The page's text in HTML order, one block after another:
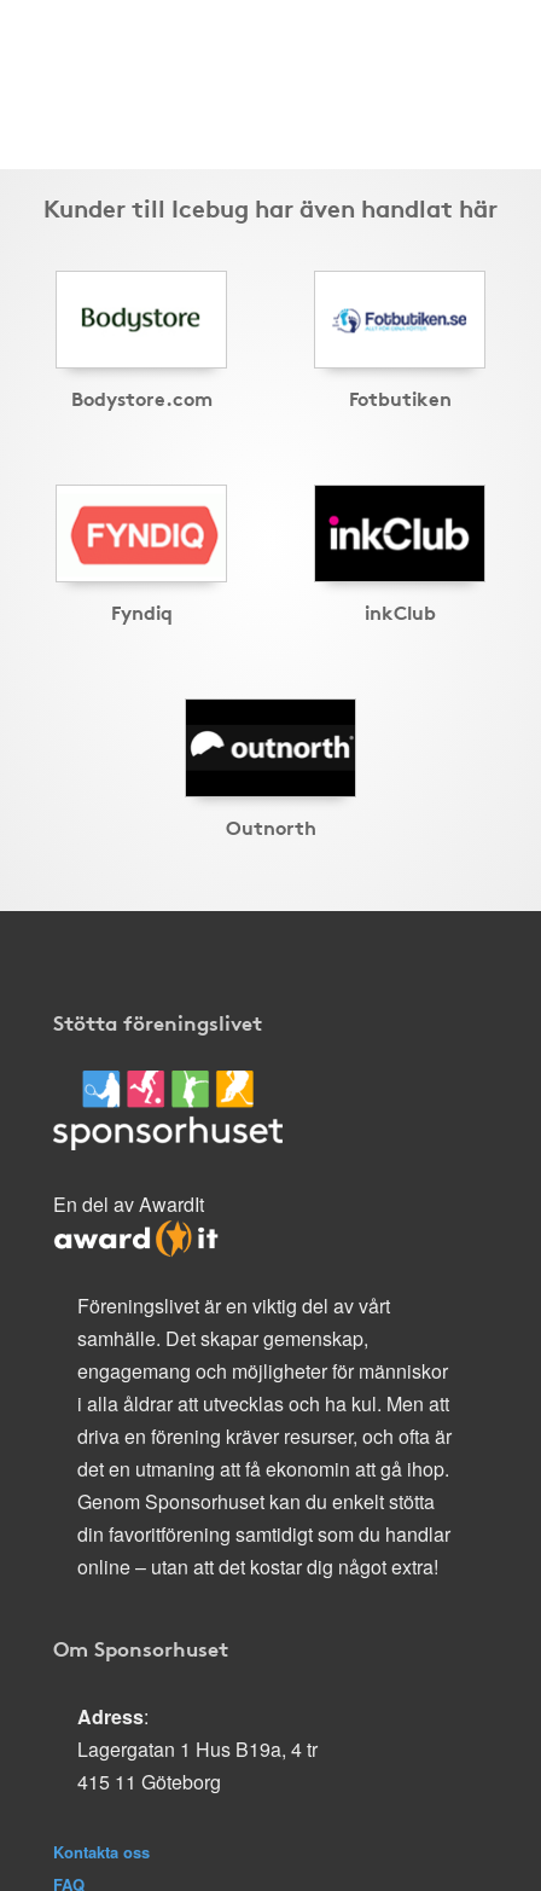
Kunder till Icebug har även handlat här
Bodystore.com Fotbutiken
Fyndiq inkClub
Outnorth
Stötta föreningslivet
En del av AwardIt
Föreningslivet är en viktig del av vårt
samhälle. Det skapar gemenskap,
engagemang och möjligheter för människor
i alla åldrar att utvecklas och ha kul. Men att
driva en förening kräver resurser, och ofta är
det en utmaning att få ekonomin att gå ihop.
Genom Sponsorhuset kan du enkelt stötta
din favoritförening samtidigt som du handlar
online – utan att det kostar dig något extra!
Om Sponsorhuset
Adress:
Lagergatan 1 Hus B19a, 4 tr
415 11 Göteborg
Kontakta oss
FAQ